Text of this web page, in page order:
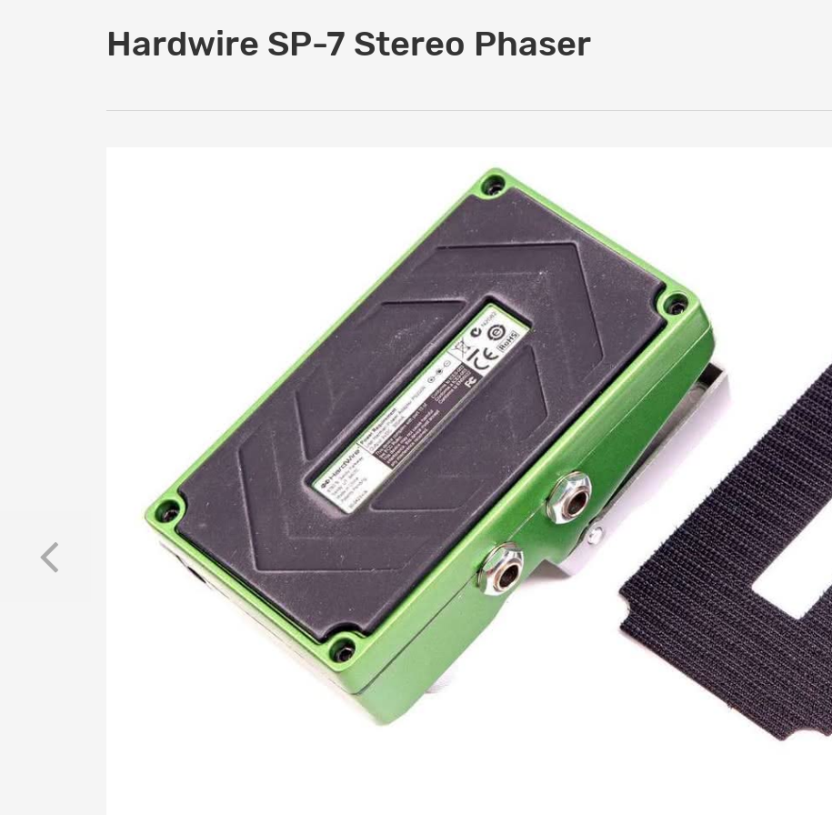
Hardwire SP-7 Stereo Phaser